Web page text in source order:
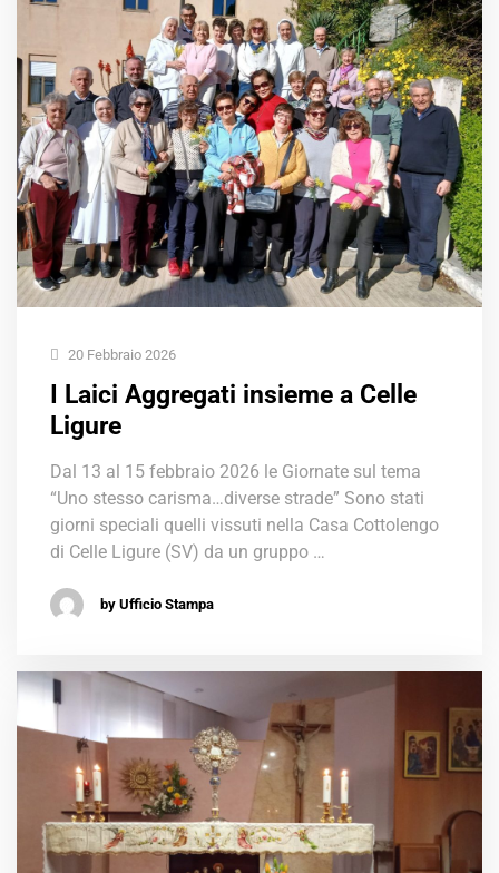
20 Febbraio 2026
I Laici Aggregati insieme a Celle
Ligure
Dal 13 al 15 febbraio 2026 le Giornate sul tema
“Uno stesso carisma…diverse strade” Sono stati
giorni speciali quelli vissuti nella Casa Cottolengo
di Celle Ligure (SV) da un gruppo …
by Ufficio Stampa